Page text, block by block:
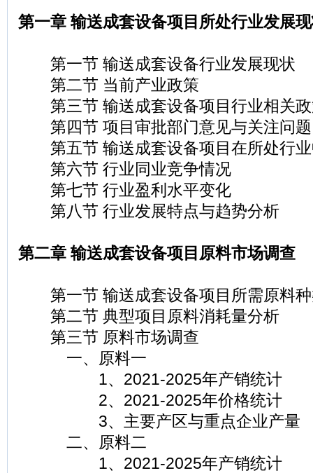
第一章 输送成套设备项目所处行业发展
第一节 输送成套设备行业发展现状
第二节 当前产业政策
第三节 输送成套设备项目行业相关政
第四节 项目审批部门意见与关注问题
第五节 输送成套设备项目在所处行业
第六节 行业同业竞争情况
第七节 行业盈利水平变化
第八节 行业发展特点与趋势分析
第二章 输送成套设备项目原料市场调查
第一节 输送成套设备项目所需原料种
第二节 典型项目原料消耗量分析
第三节 原料市场调查
一、原料一
1、2021-2025年产销统计
2、2021-2025年价格统计
3、主要产区与重点企业产量
二、原料二
1、2021-2025年产销统计